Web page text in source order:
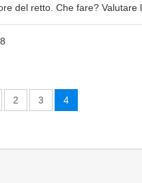
del retto. Che fare? Valutare
2 3 4